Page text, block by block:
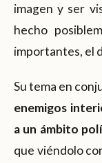
imagen y ser
hecho
importantes, el
Su tema en
enemigos
a un ámbito
que viéndolo